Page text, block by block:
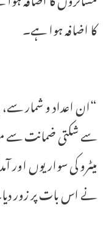
کا اضافہ ہوا ہے۔
“ان اعداد و شمار
سے شکتی ضمانت سے
میٹرو کی سواریوں اور
نے اس بات پر زور